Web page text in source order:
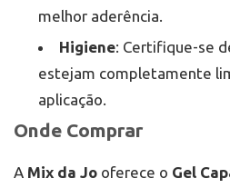
melhor aderência.
Higiene: Certifique-se
estejam completamente
aplicação.
Onde Comprar
A Mix da Jo oferece o Gel